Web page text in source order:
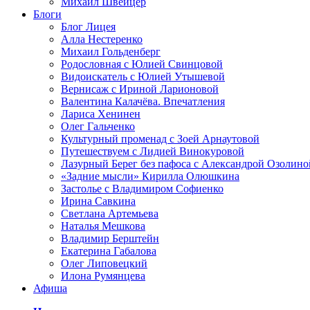
Блоги
Блог Лицея
Алла Нестеренко
Михаил Гольденберг
Родословная с Юлией Свинцовой
Видоискатель с Юлией Утышевой
Вернисаж с Ириной Ларионовой
Валентина Калачёва. Впечатления
Лариса Хенинен
Олег Гальченко
Культурный променад с Зоей Арнаутовой
Путешествуем с Лидией Винокуровой
Лазурный Берег без пафоса с Александрой
«Задние мысли» Кирилла Олюшкина
Застолье с Владимиром Софиенко
Ирина Савкина
Светлана Артемьева
Наталья Мешкова
Владимир Берштейн
Екатерина Габалова
Олег Липовецкий
Илона Румянцева
Афиша